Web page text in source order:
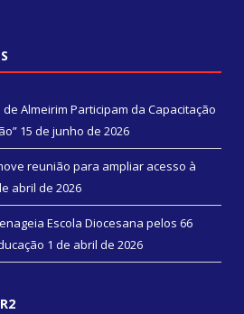
Almeirim Participam da Capacitação
15 de junho de 2026
reunião para ampliar acesso à
abril de 2026
Escola Diocesana pelos 66
1 de abril de 2026